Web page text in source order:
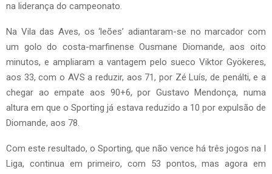
na liderança do campeonato.
Na Vila das Aves, os ‘leões’ adiantaram-se no marcador com
um golo do costa-marfinense Ousmane Diomande, aos oito
minutos, e ampliaram a vantagem pelo sueco Viktor Gyökeres,
aos 33, com o AVS a reduzir, aos 71, por Zé Luís, de penálti, e a
chegar ao empate aos 90+6, por Gustavo Mendonça, numa
altura em que o Sporting já estava reduzido a 10 por expulsão de
Diomande, aos 78.
Com este resultado, o Sporting, que não vence há três jogos na I
Liga, continua em primeiro, com 53 pontos, mas agora em